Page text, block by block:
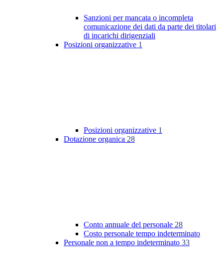
Sanzioni per mancata o incompleta
comunicazione dei dati da parte dei titolari
di incarichi dirigenziali
Posizioni organizzative 1
Posizioni organizzative 1
Dotazione organica 28
Conto annuale del personale 28
Costo personale tempo indeterminato
Personale non a tempo indeterminato 33